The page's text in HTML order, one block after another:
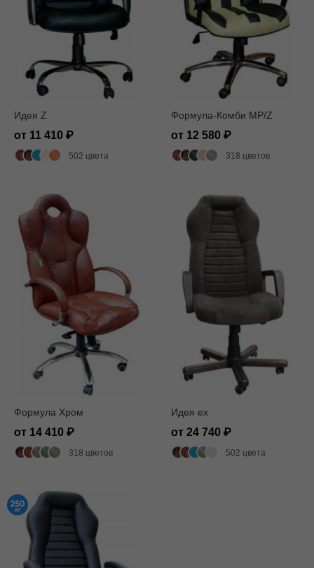
Идея Z
от 11 410
502 цвета
Формула-Комби MP/Z
от 12 580
318 цветов
Формула Хром
от 14 410
318 цветов
Идея ех
от 24 740
502 цвета